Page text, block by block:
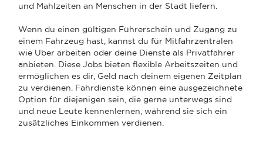
und Mahlzeiten an Menschen in der Stadt liefern.
Wenn du einen gültigen Führerschein und Zugang zu
einem Fahrzeug hast, kannst du für Mitfahrzentralen
wie Uber arbeiten oder deine Dienste als Privatfahrer
anbieten. Diese Jobs bieten flexible Arbeitszeiten und
ermöglichen es dir, Geld nach deinem eigenen Zeitplan
zu verdienen. Fahrdienste können eine ausgezeichnete
Option für diejenigen sein, die gerne unterwegs sind
und neue Leute kennenlernen, während sie sich ein
zusätzliches Einkommen verdienen.